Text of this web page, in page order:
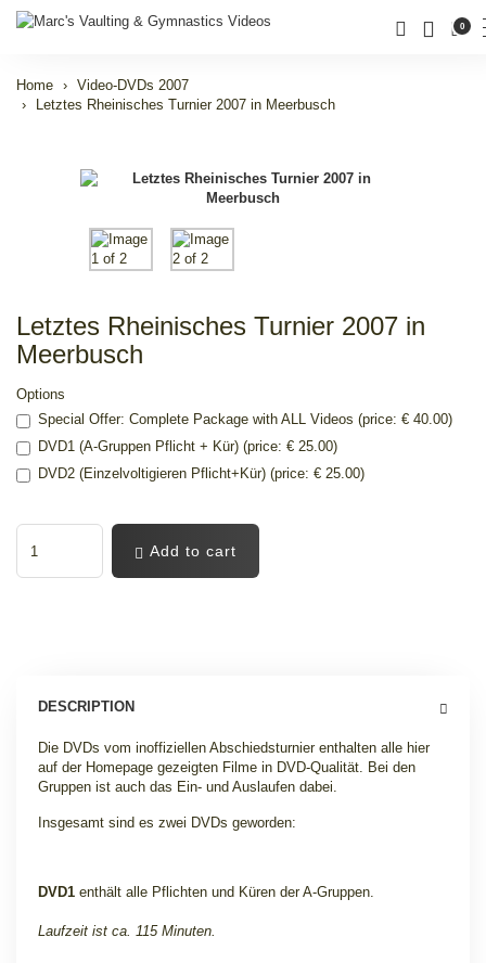
0
Home
Video-DVDs 2007
Letztes Rheinisches Turnier 2007 in Meerbusch
Letztes Rheinisches Turnier 2007 in
Meerbusch
Options
Special Offer: Complete Package with ALL Videos (price: € 40.00)
DVD1 (A-Gruppen Pflicht + Kür) (price: € 25.00)
DVD2 (Einzelvoltigieren Pflicht+Kür) (price: € 25.00)
Add to cart
DESCRIPTION
Die DVDs vom inoffiziellen Abschiedsturnier enthalten alle hier
auf der Homepage gezeigten Filme in DVD-Qualität. Bei den
Gruppen ist auch das Ein- und Auslaufen dabei.
Insgesamt sind es zwei DVDs geworden:
DVD1 enthält alle Pflichten und Küren der A-Gruppen.
Laufzeit ist ca. 115 Minuten.